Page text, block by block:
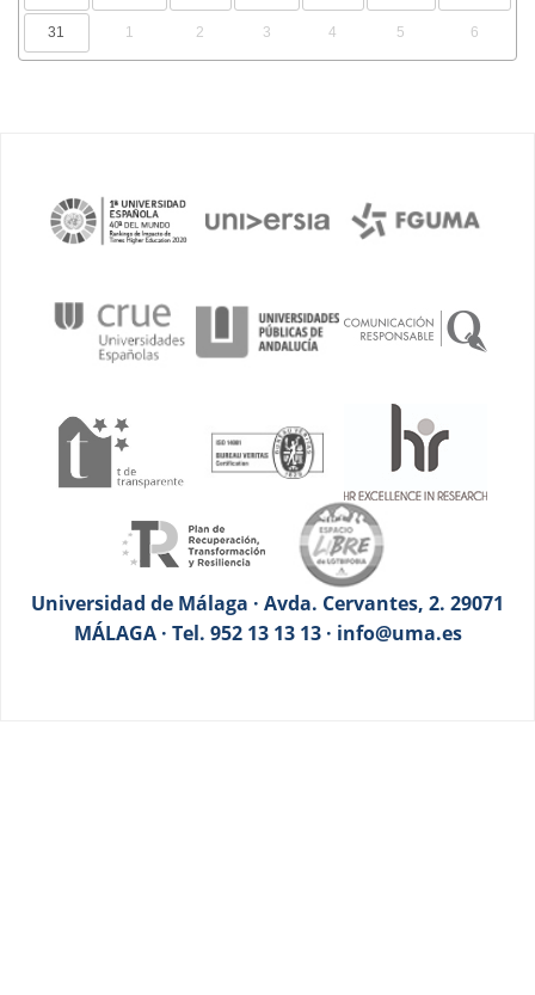
31 1 2 3 4 5 6
Universidad de Málaga · Avda. Cervantes, 2. 29071
MÁLAGA · Tel. 952 13 13 13 · info@uma.es